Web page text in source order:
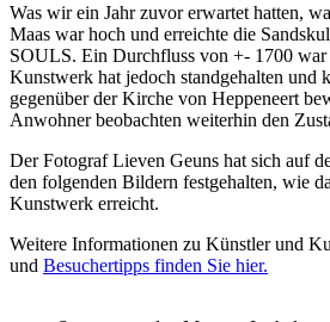
Was wir ein Jahr zuvor erwartet hatten,
Maas war hoch und erreichte die
SOULS. Ein Durchfluss von +- 1700
Kunstwerk hat jedoch standgehalten und
gegenüber der Kirche von Heppeneert
Anwohner beobachten weiterhin den
Der Fotograf Lieven Geuns hat sich auf
den folgenden Bildern festgehalten, wie
Kunstwerk erreicht.
Weitere Informationen zu Künstler und
und Besuchertipps finden Sie hier.